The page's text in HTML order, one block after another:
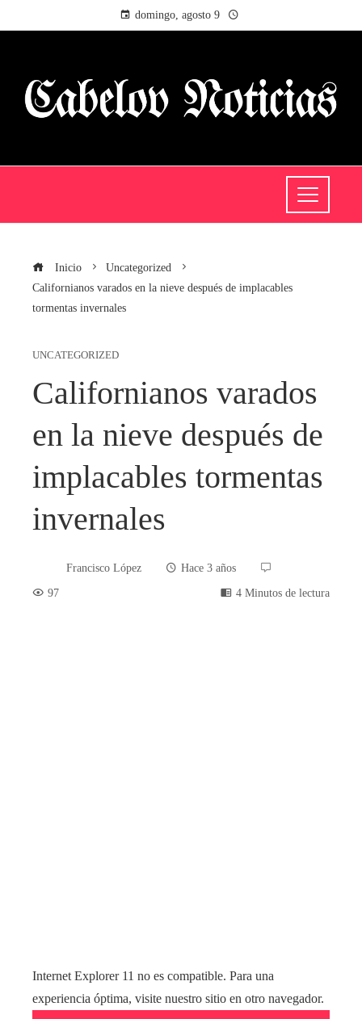
domingo, agosto 9
Inicio
Uncategorized
Californianos varados en la nieve después de implacables
tormentas invernales
UNCATEGORIZED
Californianos varados
en la nieve después de
implacables tormentas
invernales
Francisco López
Hace 3 años
97
4 Minutos de lectura
Internet Explorer 11 no es compatible. Para una
experiencia óptima, visite nuestro sitio en otro navegador.